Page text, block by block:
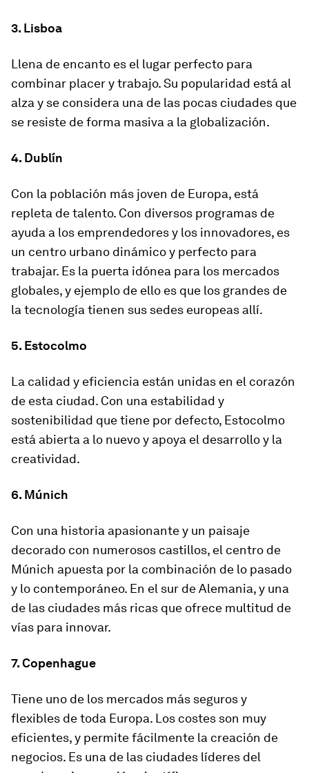
3. Lisboa
Llena de encanto es el lugar perfecto para
combinar placer y trabajo. Su popularidad está al
alza y se considera una de las pocas ciudades que
se resiste de forma masiva a la globalización.
4. Dublín
Con la población más joven de Europa, está
repleta de talento. Con diversos programas de
ayuda a los emprendedores y los innovadores, es
un centro urbano dinámico y perfecto para
trabajar. Es la puerta idónea para los mercados
globales, y ejemplo de ello es que los grandes de
la tecnología tienen sus sedes europeas allí.
5. Estocolmo
La calidad y eficiencia están unidas en el corazón
de esta ciudad. Con una estabilidad y
sostenibilidad que tiene por defecto, Estocolmo
está abierta a lo nuevo y apoya el desarrollo y la
creatividad.
6. Múnich
Con una historia apasionante y un paisaje
decorado con numerosos castillos, el centro de
Múnich apuesta por la combinación de lo pasado
y lo contemporáneo. En el sur de Alemania, y una
de las ciudades más ricas que ofrece multitud de
vías para innovar.
7. Copenhague
Tiene uno de los mercados más seguros y
flexibles de toda Europa. Los costes son muy
eficientes, y permite fácilmente la creación de
negocios. Es una de las ciudades líderes del